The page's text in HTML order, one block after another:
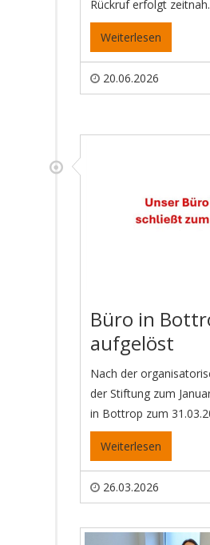
Rückruf erfolgt zeitnah.
Weiterlesen
20.06.2026
Büro in
aufgelöst
Nach der
der Stiftung zum
in Bottrop zum
Weiterlesen
26.03.2026